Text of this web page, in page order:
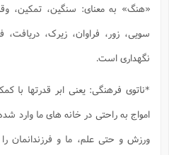
«هنگ» به معنای: سنگین، تمکین،
سویی، زور، فراوان، زیرک، دریافت،
نگهداری است.
*ناتوی فرهنگی: یعنی ابر قدرتها با
امواج به راحتی در خانه های ما وارد
ورزش و حتی علم، ما و فرزندانمان